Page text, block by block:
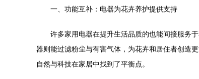
一、功能互补：电器为花卉养护提供支持
许多家用电器在提升生活品质的也能间接服务
器则能过滤粉尘与有害气体，为花卉和居住者创造
自然与科技在家居中找到了平衡点。